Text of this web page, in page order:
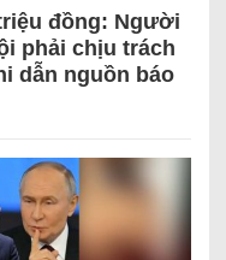
đồng: Người
phải chịu trách
dẫn nguồn báo